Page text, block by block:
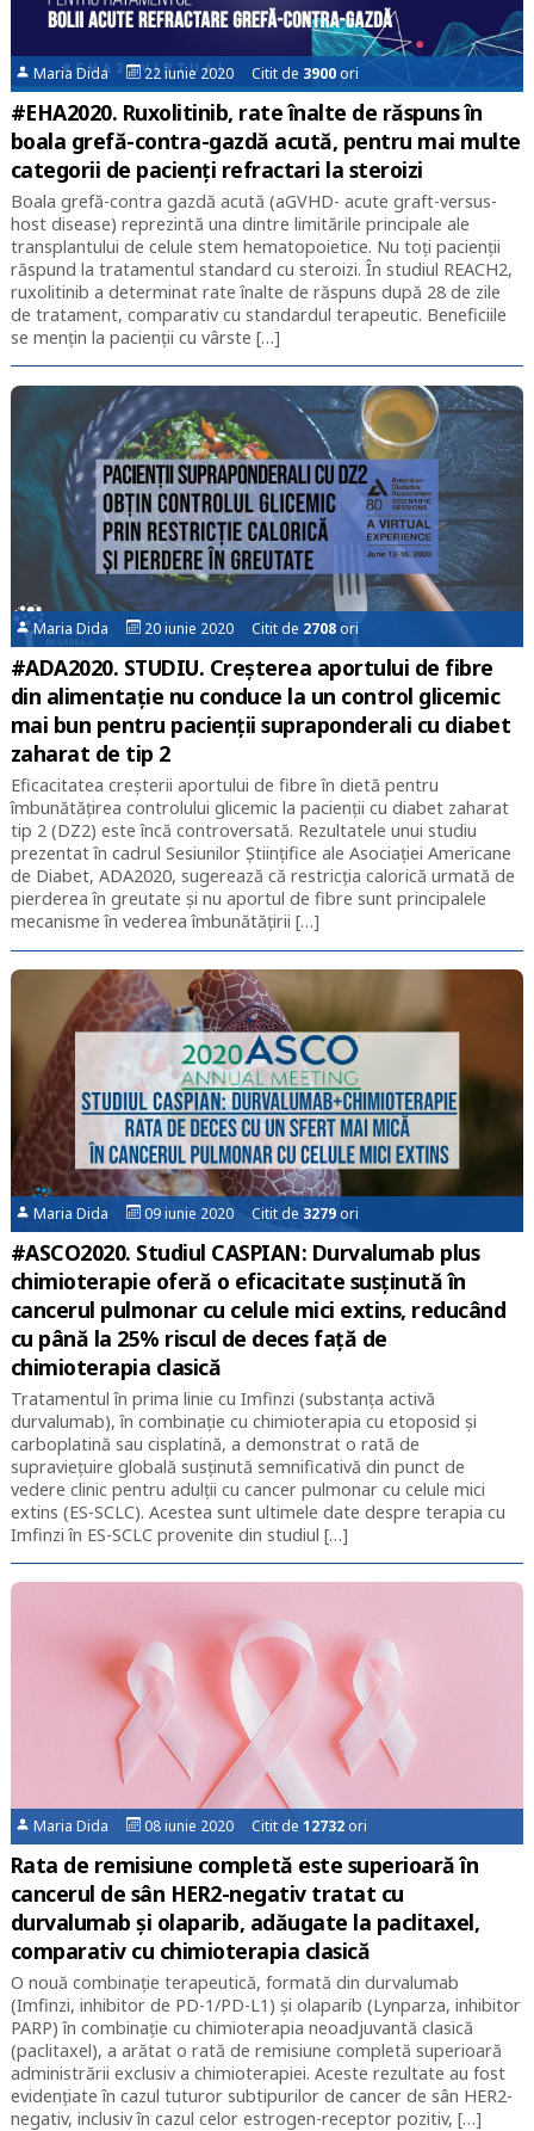
Maria Dida 22 iunie 2020 Citit de 3900ori
#EHA2020. Ruxolitinib, rate înalte de răspuns în
boala grefă-contra-gazdă acută, pentru mai multe
categorii de pacienți refractari la steroizi
Boala grefă-contra gazdă acută (aGVHD- acute graft-versus-
host disease) reprezintă una dintre limitările principale ale
transplantului de celule stem hematopoietice. Nu toți pacienții
răspund la tratamentul standard cu steroizi. În studiul REACH2,
ruxolitinib a determinat rate înalte de răspuns după 28 de zile
de tratament, comparativ cu standardul terapeutic. Beneficiile
se mențin la pacienții cu vârste […]
Maria Dida 20 iunie 2020 Citit de 2708ori
#ADA2020. STUDIU. Creșterea aportului de fibre
din alimentație nu conduce la un control glicemic
mai bun pentru pacienții supraponderali cu diabet
zaharat de tip 2
Eficacitatea creșterii aportului de fibre în dietă pentru
îmbunătățirea controlului glicemic la pacienții cu diabet zaharat
tip 2 (DZ2) este încă controversată. Rezultatele unui studiu
prezentat în cadrul Sesiunilor Științifice ale Asociației Americane
de Diabet, ADA2020, sugerează că restricția calorică urmată de
pierderea în greutate și nu aportul de fibre sunt principalele
mecanisme în vederea îmbunătățirii […]
Maria Dida 09 iunie 2020 Citit de 3279ori
#ASCO2020. Studiul CASPIAN: Durvalumab plus
chimioterapie oferă o eficacitate susținută în
cancerul pulmonar cu celule mici extins, reducând
cu până la 25% riscul de deces față de
chimioterapia clasică
Tratamentul în prima linie cu Imfinzi (substanța activă
durvalumab), în combinație cu chimioterapia cu etoposid și
carboplatină sau cisplatină, a demonstrat o rată de
supraviețuire globală susținută semnificativă din punct de
vedere clinic pentru adulții cu cancer pulmonar cu celule mici
extins (ES-SCLC). Acestea sunt ultimele date despre terapia cu
Imfinzi în ES-SCLC provenite din studiul […]
Maria Dida 08 iunie 2020 Citit de12732 ori
Rata de remisiune completă este superioară în
cancerul de sân HER2-negativ tratat cu
durvalumab și olaparib, adăugate la paclitaxel,
comparativ cu chimioterapia clasică
O nouă combinație terapeutică, formată din durvalumab
(Imfinzi, inhibitor de PD-1/PD-L1) și olaparib (Lynparza, inhibitor
PARP) în combinație cu chimioterapia neoadjuvantă clasică
(paclitaxel), a arătat o rată de remisiune completă superioară
administrării exclusiv a chimioterapiei. Aceste rezultate au fost
evidențiate în cazul tuturor subtipurilor de cancer de sân HER2-
negativ, inclusiv în cazul celor estrogen-receptor pozitiv, […]